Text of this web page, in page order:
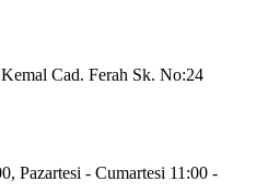
Cad. Ferah Sk. No:24
Pazartesi - Cumartesi 11:00 -